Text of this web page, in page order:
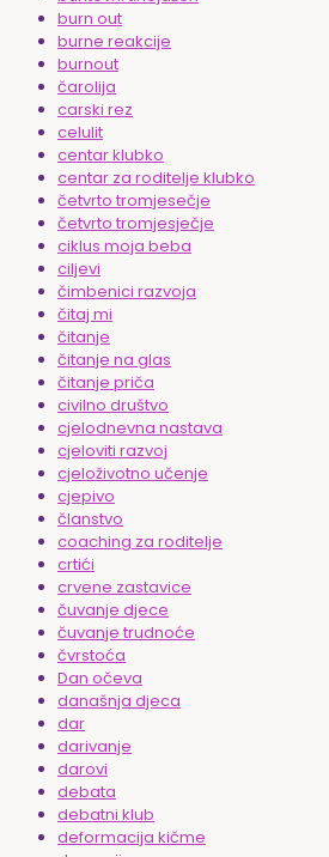
burn out
burne reakcije
burnout
čarolija
carski rez
celulit
centar klubko
centar za roditelje klubko
četvrto tromjesečje
četvrto tromjesječje
ciklus moja beba
ciljevi
čimbenici razvoja
čitaj mi
čitanje
čitanje na glas
čitanje priča
civilno društvo
cjelodnevna nastava
cjeloviti razvoj
cjeloživotno učenje
cjepivo
članstvo
coaching za roditelje
crtići
crvene zastavice
čuvanje djece
čuvanje trudnoće
čvrstoća
Dan očeva
današnja djeca
dar
darivanje
darovi
debata
debatni klub
deformacija kičme